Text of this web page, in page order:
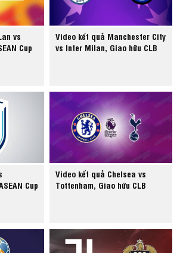
vs
Cup
Video kết quả Manchester City
vs Inter Milan, Giao hữu CLB
Cup
Video kết quả Chelsea vs
Tottenham, Giao hữu CLB